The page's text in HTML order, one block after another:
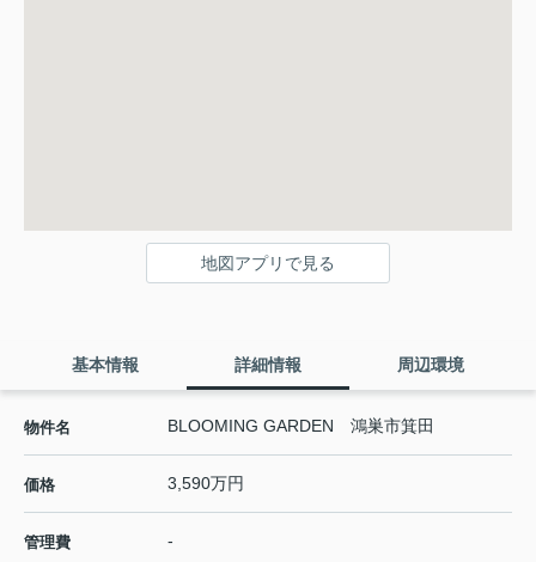
地図アプリで見る
基本情報 詳細情報 周辺環境
物件名 BLOOMING GARDEN 鴻巣市箕田
価格 3,590万円
管理費 -